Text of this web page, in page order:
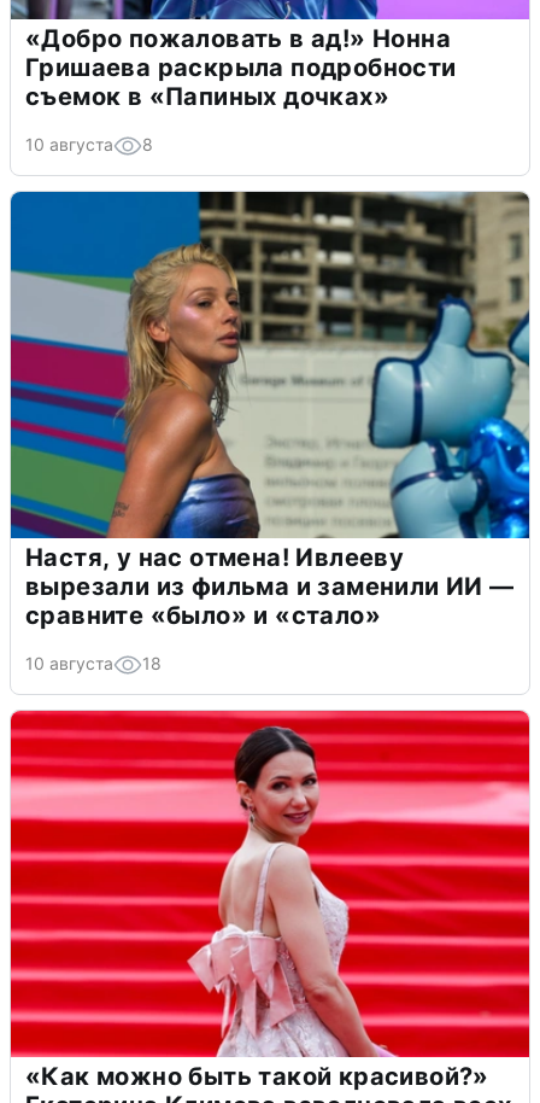
«Добро пожаловать в ад!» Нонна
Гришаева раскрыла подробности
съемок в «Папиных дочках»
10 августа 8
Настя, у нас отмена! Ивлееву
вырезали из фильма и заменили ИИ —
сравните «было» и «стало»
10 августа 18
«Как можно быть такой красивой?»